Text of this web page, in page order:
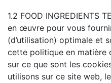
1.2 FOOD INGREDIENTS
en œuvre pour vous
(d’utilisation) optimale et
cette politique en matière
sur ce que sont les
utilisons sur ce site web,